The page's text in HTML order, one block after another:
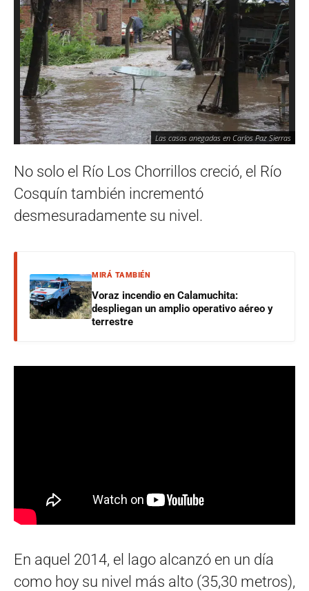
Las casas anegadas en Carlos Paz Sierras
No solo el Río Los Chorrillos creció, el Río
Cosquín también incrementó
desmesuradamente su nivel.
MIRÁ TAMBIÉN
Voraz incendio en Calamuchita:
despliegan un amplio operativo aéreo y
terrestre
En aquel 2014, el lago alcanzó en un día
como hoy su nivel más alto (35,30 metros),